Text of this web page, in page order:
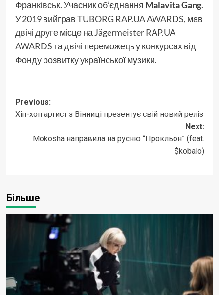
Франківськ. Учасник об’єднання Malavita Gang.
У 2019 вийгравTUBORG RAP.UA AWARDS, мав
двічі друге місце на Jägermeister RAP.UA
AWARDSта двічі переможець у конкурсах від
Фонду розвитку української музики.
Post
navigation
Previous:
Хіп-хоп артист з Вінниці презентує свій новий реліз
Next:
Mokosha направила на русню “Прокльон” (feat.
$kobalo)
Більше